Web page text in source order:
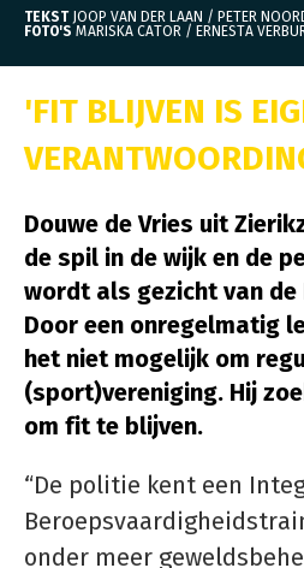
TEKST JOOP VAN DER LAAN / PETER
FOTO'S MARISKA CATOR / ERNESTA
'FIT BLIJVEN IS
Douwe de Vries uit
de spil in de wijk en de
wordt als gezicht van
Door een onregelmatig
het niet mogelijk om
(sport)vereniging. Hij
om fit te blijven.
“De politie kent een
onder meer